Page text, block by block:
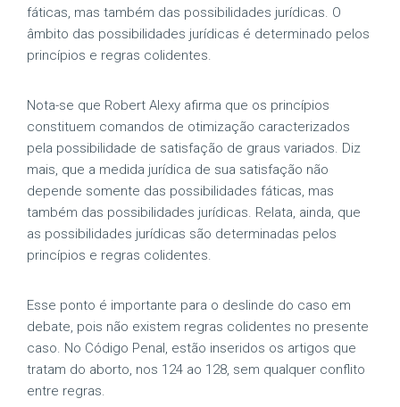
fáticas, mas também das possibilidades jurídicas. O
âmbito das possibilidades jurídicas é determinado pelos
princípios e regras colidentes.
Nota-se que Robert Alexy afirma que os princípios
constituem comandos de otimização caracterizados
pela possibilidade de satisfação de graus variados. Diz
mais, que a medida jurídica de sua satisfação não
depende somente das possibilidades fáticas, mas
também das possibilidades jurídicas. Relata, ainda, que
as possibilidades jurídicas são determinadas pelos
princípios e regras colidentes.
Esse ponto é importante para o deslinde do caso em
debate, pois não existem regras colidentes no presente
caso. No Código Penal, estão inseridos os artigos que
tratam do aborto, nos 124 ao 128, sem qualquer conflito
entre regras.